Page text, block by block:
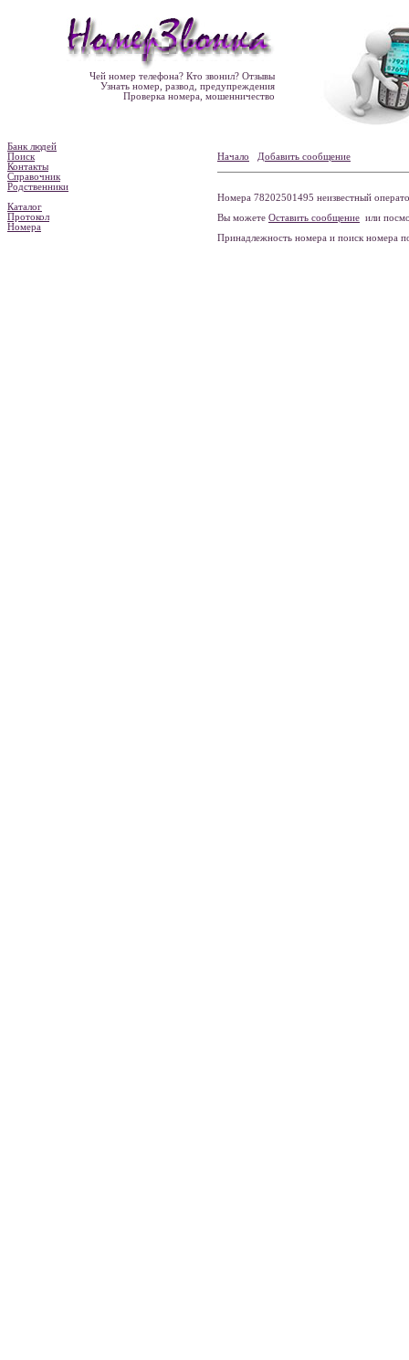
Чей номер телефона? Кто звонил? Отзывы
Узнать номер, развод, предупреждения
Проверка номера, мошенничество
Банк людей
Поиск
Контакты
Справочник
Родственники
Каталог
Протокол
Номера
Начало Добавить сообщение
Номера 78202501495 неизвестный
Вы можете Оставить сообщение или
Принадлежность номера и поиск номера